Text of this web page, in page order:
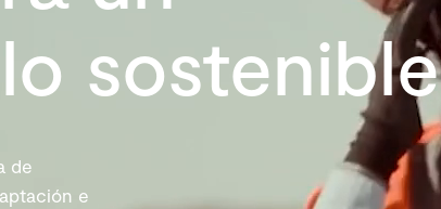
sostenible
de
e